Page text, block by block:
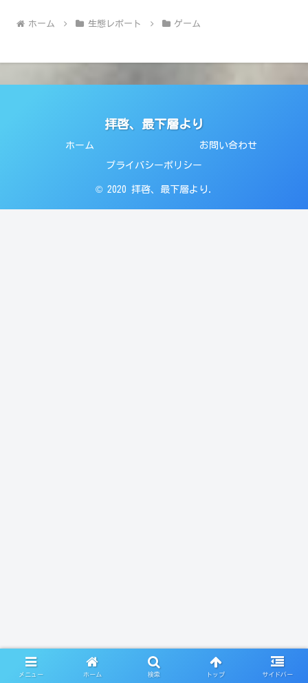
ホーム 生態レポート ゲーム
拝啓、最下層より
ホーム お問い合わせ
プライバシーポリシー
© 2020 拝啓、最下層より.
メニュー ホーム 検索 トップ サイドバー